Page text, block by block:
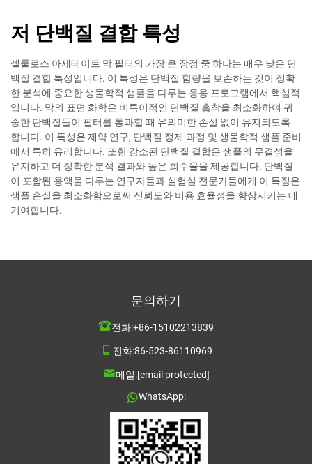
저 단백질 결합 특성
셀룰로스 아세테이트 막 필터의 가장 큰 장점 중 하나는 매우 낮은 단
백질 결합 특성입니다. 이 특성은 단백질 함량을 보존하는 것이 정확
한 분석에 중요한 생물학적 샘플을 다루는 응용 프로그램에서 핵심적
입니다. 막의 표면 화학은 비특이적인 단백질 흡착을 최소화하여 귀
중한 단백질들이 필터를 통과할 때 유의미한 손실 없이 유지되도록
합니다. 이 특성은 제약 연구, 단백질 정제 과정 및 생물학적 샘플 준비
에서 특히 유리합니다. 또한 감소된 단백질 결합은 샘플의 무결성을
유지하고 더 정확한 분석 결과와 높은 회수율을 제공합니다. 단백질
이 포함된 용액을 다루는 연구자들과 실험실 전문가들에게 이 특징은
샘플 손실을 최소화함으로써 신뢰도와 비용 효율성을 향상시키는 데
기여합니다.
문의하기
전화:+86-15102213839
전화:86-523-86110969
메일:[email protected]
WhatsApp: